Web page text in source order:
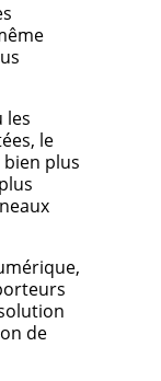
les
le
plus
de